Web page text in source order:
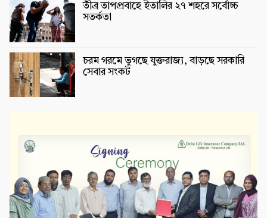
তীব্র তাপপ্রবাহে ইতালির ২৭ শহরে সর্বোচ্চ
সতর্কতা
চরম গরমে ভুগছে যুক্তরাজ্য, বাড়ছে সরকারি
সেবার সংকট